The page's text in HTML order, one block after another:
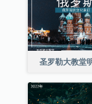
圣罗勒大教堂